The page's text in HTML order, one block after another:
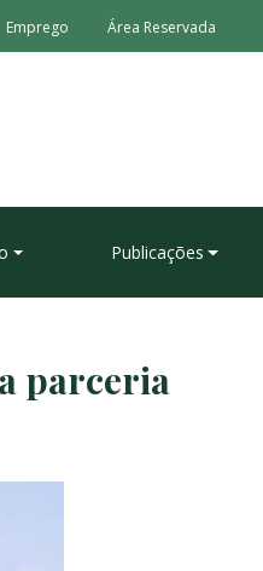
Emprego Área Reservada
Publicações
parceria